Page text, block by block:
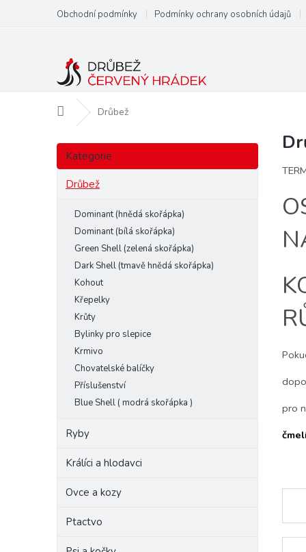
obsah
Obchodní podmínky Podmínky ochrany osobních údajů
Domů Drůbež
P
s
Přeskočit
kategorie
Kategorie
Drůbež
Dominant (hnědá skořápka)
Dominant (bílá skořápka)
Green Shell (zelená skořápka)
Dark Shell (tmavě hnědá skořápka)
Kohout
Křepelky
Krůty
Bylinky pro slepice
Krmivo
Chovatelské balíčky
Příslušenství
Blue Shell ( modrá skořápka )
Ryby
Králíci a hlodavci
Ovce a kozy
Ptactvo
pro